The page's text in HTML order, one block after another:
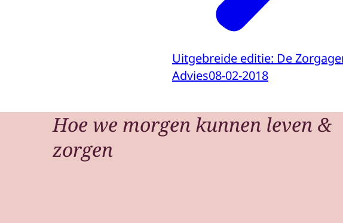
Uitgebreide editie: De
Advies08-02-2018
Hoe we morgen kunnen leven &
zorgen